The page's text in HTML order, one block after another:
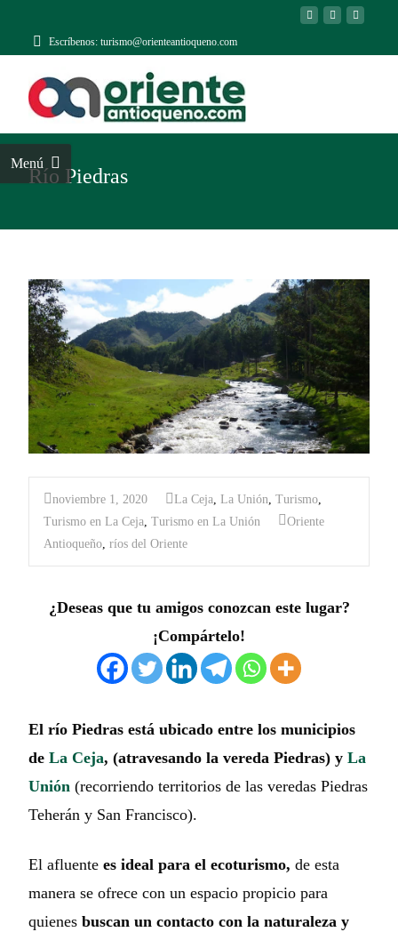
Escríbenos: turismo@orienteantioqueno.com
Menú
Río Piedras
noviembre 1, 2020 La Ceja, La Unión, Turismo,
Turismo en La Ceja, Turismo en La Unión
Oriente
Antioqueño, ríos del Oriente
¿Deseas que tu amigos conozcan este lugar?
¡Compártelo!
El río Piedras está ubicado entre los municipios
de La Ceja, (atravesando la vereda Piedras) y La
Unión (recorriendo territorios de las veredas Piedras
Teherán y San Francisco).
El afluente es ideal para el ecoturismo, de esta
manera se ofrece con un espacio propicio para
quienes buscan un contacto con la naturaleza y